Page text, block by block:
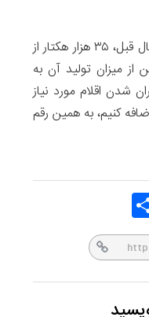
در سال ۹۹ نسبت به سال قبل، ۳۵ هزار هکتار از
برنج و ۳۰۰ هزار تن از میزان تولید آن به
شدن اقلام مورد نیاز
کنیم، به همین رقم